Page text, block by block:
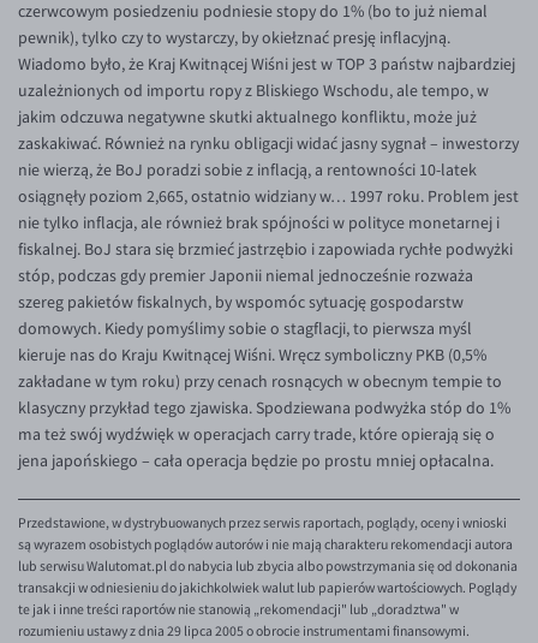
czerwcowym posiedzeniu podniesie stopy do 1% (bo to już niemal
pewnik), tylko czy to wystarczy, by okiełznać presję inflacyjną.
Wiadomo było, że Kraj Kwitnącej Wiśni jest w TOP 3 państw najbardziej
uzależnionych od importu ropy z Bliskiego Wschodu, ale tempo, w
jakim odczuwa negatywne skutki aktualnego konfliktu, może już
zaskakiwać. Również na rynku obligacji widać jasny sygnał – inwestorzy
nie wierzą, że BoJ poradzi sobie z inflacją, a rentowności 10-latek
osiągnęły poziom 2,665, ostatnio widziany w… 1997 roku. Problem jest
nie tylko inflacja, ale również brak spójności w polityce monetarnej i
fiskalnej. BoJ stara się brzmieć jastrzębio i zapowiada rychłe podwyżki
stóp, podczas gdy premier Japonii niemal jednocześnie rozważa
szereg pakietów fiskalnych, by wspomóc sytuację gospodarstw
domowych. Kiedy pomyślimy sobie o stagflacji, to pierwsza myśl
kieruje nas do Kraju Kwitnącej Wiśni. Wręcz symboliczny PKB (0,5%
zakładane w tym roku) przy cenach rosnących w obecnym tempie to
klasyczny przykład tego zjawiska. Spodziewana podwyżka stóp do 1%
ma też swój wydźwięk w operacjach carry trade, które opierają się o
jena japońskiego – cała operacja będzie po prostu mniej opłacalna.
Przedstawione, w dystrybuowanych przez serwis raportach, poglądy, oceny i wnioski
są wyrazem osobistych poglądów autorów i nie mają charakteru rekomendacji autora
lub serwisu Walutomat.pl do nabycia lub zbycia albo powstrzymania się od dokonania
transakcji w odniesieniu do jakichkolwiek walut lub papierów wartościowych. Poglądy
te jak i inne treści raportów nie stanowią „rekomendacji" lub „doradztwa" w
rozumieniu ustawy z dnia 29 lipca 2005 o obrocie instrumentami finansowymi.